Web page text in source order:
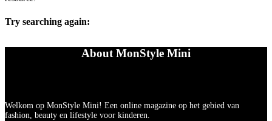
Try searching again:
About MonStyle Mini
Welkom op MonStyle Mini! Een online magazine op het gebied van
fashion, beauty en lifestyle voor kinderen.